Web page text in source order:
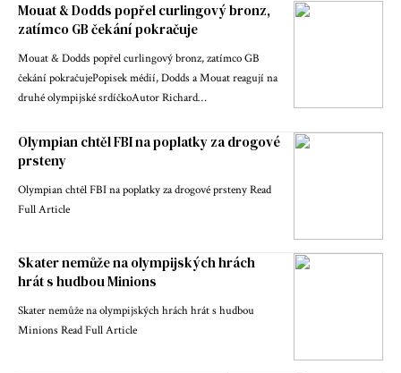
Mouat & Dodds popřel curlingový bronz,
zatímco GB čekání pokračuje
Mouat & Dodds popřel curlingový bronz, zatímco GB
čekání pokračujePopisek médií, Dodds a Mouat reagují na
druhé olympijské srdíčkoAutor Richard…
Olympian chtěl FBI na poplatky za drogové
prsteny
Olympian chtěl FBI na poplatky za drogové prsteny Read
Full Article
Skater nemůže na olympijských hrách
hrát s hudbou Minions
Skater nemůže na olympijských hrách hrát s hudbou
Minions Read Full Article